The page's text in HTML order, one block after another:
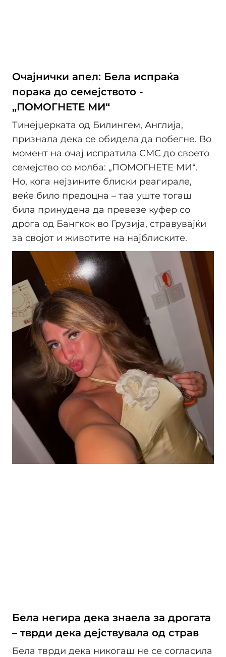
Очајнички апел: Бела испраќа
порака до семејството -
„ПОМОГНЕТЕ МИ“
Тинејџерката од Билингем, Англија,
признала дека се обидела да побегне. Во
момент на очај испратила СМС до своето
семејство со молба: „ПОМОГНЕТЕ МИ“.
Но, кога нејзините блиски реагирале,
веќе било предоцна – таа уште тогаш
била принудена да превезе куфер со
дрога од Бангкок во Грузија, стравувајќи
за својот и животите на најблиските.
Бела негира дека знаела за дрогата
– тврди дека дејствувала од страв
Бела тврди дека никогаш не се согласила